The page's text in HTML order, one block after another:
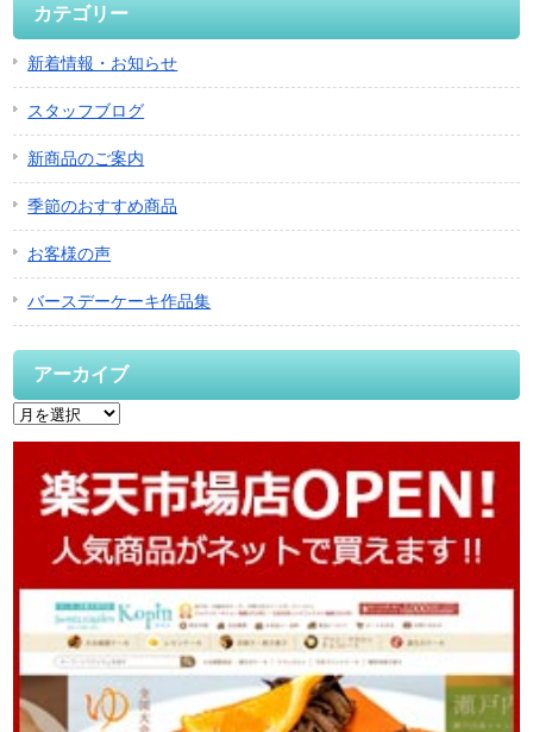
カテゴリー
新着情報・お知らせ
スタッフブログ
新商品のご案内
季節のおすすめ商品
お客様の声
バースデーケーキ作品集
アーカイブ